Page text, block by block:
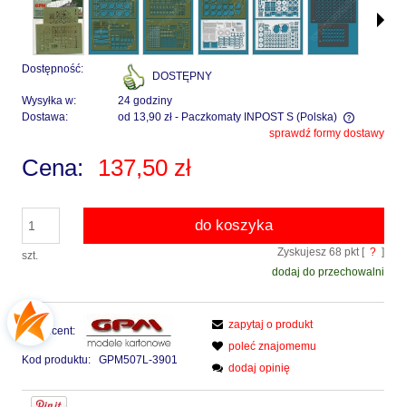
Dostępność:
DOSTĘPNY
Wysyłka w:
24 godziny
Dostawa:
od 13,90 zł - Paczkomaty INPOST S (Polska)
Cena nie zawiera ewentualnych kosztów płatnościsprawdź formy dostawy
Cena: 137,50 zł
szt.
do koszyka
Zyskujesz 68 pkt [ ? ]
dodaj do przechowalni
Producent:
Kod produktu: GPM507L-3901
zapytaj o produkt
poleć znajomemu
dodaj opinię